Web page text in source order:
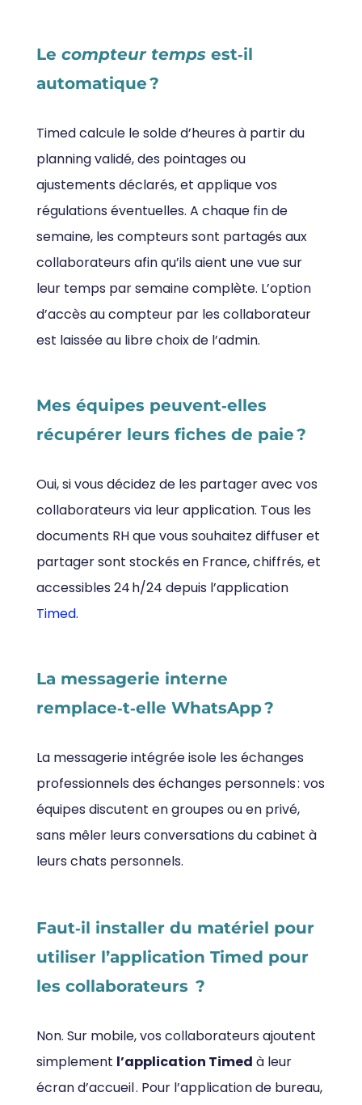
Le compteur tempsest‑il
automatique ?
Timed calcule le solde d’heures à partir du
planning validé, des pointages ou
ajustements déclarés, et applique vos
régulations éventuelles. A chaque fin de
semaine, les compteurs sont partagés aux
collaborateurs afin qu’ils aient une vue sur
leur temps par semaine complète. L’option
d’accès au compteur par les collaborateur
est laissée au libre choix de l’admin.
Mes équipes peuvent‑elles
récupérer leurs fiches de paie ?
Oui, si vous décidez de les partager avec vos
collaborateurs via leur application. Tous les
documents RH que vous souhaitez diffuser et
partager sont stockés en France, chiffrés, et
accessibles 24 h/24 depuis l’application
Timed.
La messagerie interne
remplace‑t‑elle WhatsApp ?
La messagerie intégrée isole les échanges
professionnels des échanges personnels : vos
équipes discutent en groupes ou en privé,
sans mêler leurs conversations du cabinet à
leurs chats personnels.
Faut‑il installer du matériel pour
utiliser l’application Timed pour
les collaborateurs ?
Non. Sur mobile, vos collaborateurs ajoutent
simplement l’application Timed à leur
écran d’accueil . Pour l’application de bureau,